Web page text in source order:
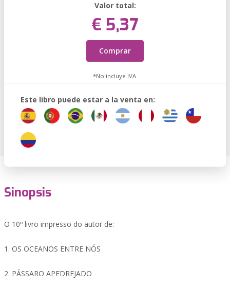
Valor total:
€ 5,37
Comprar
*No incluye IVA.
Este libro puede estar a la venta en:
Sinopsis
O 10º livro impresso do autor de:
1. OS OCEANOS ENTRE NÓS
2. PÁSSARO APEDREJADO